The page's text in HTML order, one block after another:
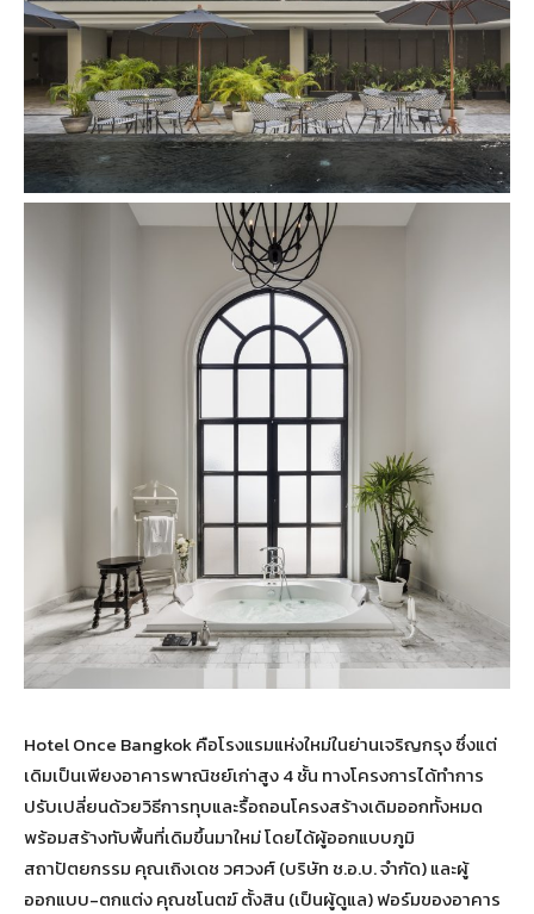
Hotel Once Bangkok คือโรงแรมแห่งใหม่ในย่านเจริญกรุง ซึ่งแต่
เดิมเป็นเพียงอาคารพาณิชย์เก่าสูง 4 ชั้น ทางโครงการได้ทำการ
ปรับเปลี่ยนด้วยวิธีการทุบและรื้อถอนโครงสร้างเดิมออกทั้งหมด
พร้อมสร้างทับพื้นที่เดิมขึ้นมาใหม่ โดยได้ผู้ออกแบบภูมิ
สถาปัตยกรรม คุณเถิงเดช วศวงศ์ (บริษัท ช.อ.บ. จำกัด) และผู้
ออกแบบ-ตกแต่ง คุณชโนตฆ์ ตั้งสิน (เป็นผู้ดูแล) ฟอร์มของอาคาร